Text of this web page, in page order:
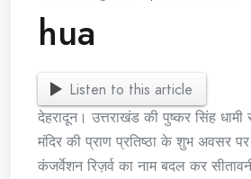
hua
Listen to this article
देहरादून। उत्तराखंड की पुष्कर सिंह धामी
मंदिर की प्राण प्रतिष्ठा के शुभ अवसर
कंजर्वेशन रिज़र्व का नाम बदल कर